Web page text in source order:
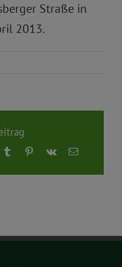
Straße in
2013.
TumblrPinterest
Vk
E-